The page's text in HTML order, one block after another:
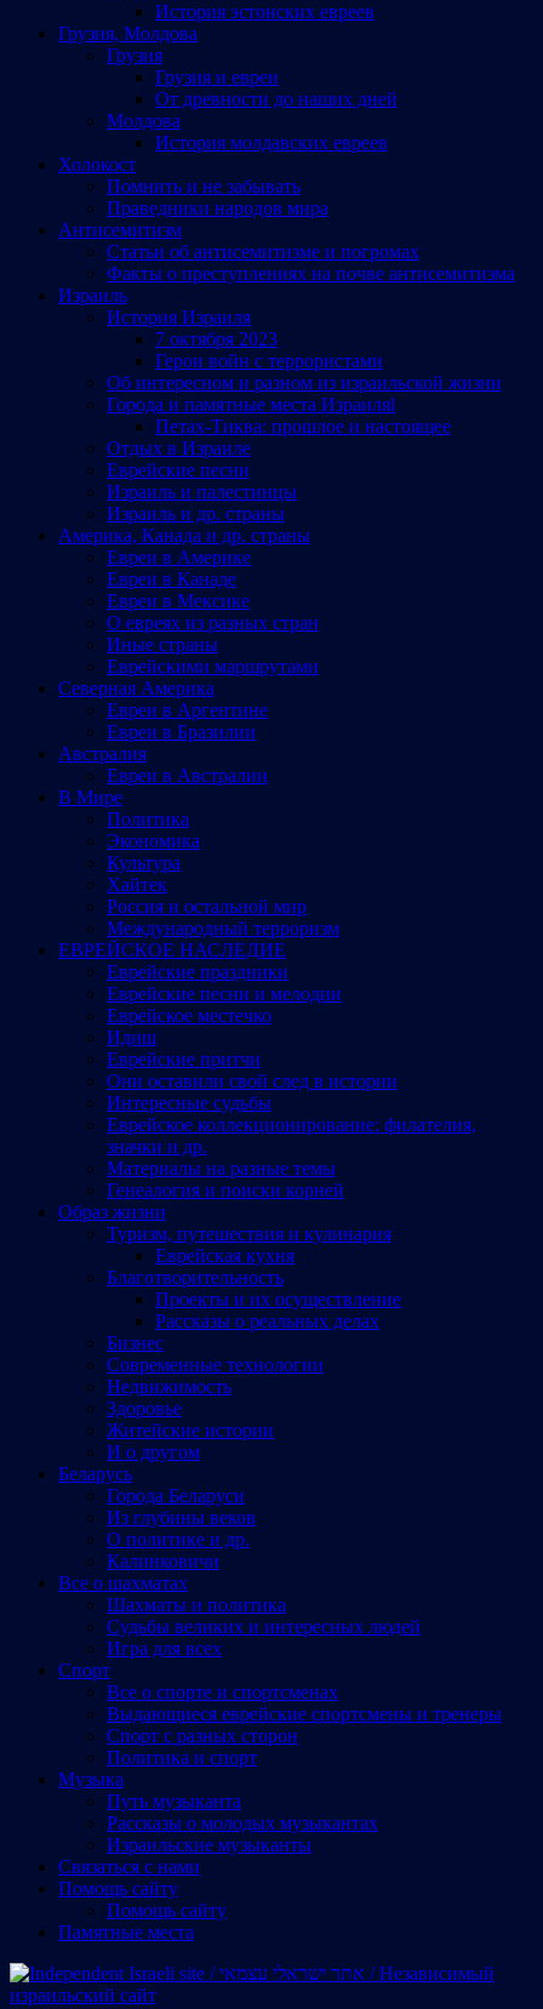
История эстонских евреев
Грузия, Молдова
Грузия
Грузия и евреи
От древности до наших дней
Молдова
История молдавских евреев
Холокост
Помнить и не забывать
Праведники народов мира
Антисемитизм
Статьи об антисемитизме и погромах
Факты о преступлениях на почве антисемитизма
Израиль
История Израиля
7 октября 2023
Герои войн с террористами
Об интересном и разном из израильской жизни
Города и памятные места Израиляl
Петах-Тиква: прошлое и настоящее
Отдых в Израиле
Еврейские песни
Израиль и палестинцы
Израиль и др. страны
Америка, Канада и др. страны
Евреи в Америке
Евреи в Канаде
Евреи в Мексике
О евреях из разных стран
Иные страны
Еврейскими маршрутами
Северная Америка
Евреи в Аргентине
Евреи в Бразилии
Австралия
Евреи в Австралии
В Мире
Политика
Экономика
Культура
Хайтек
Россия и остальной мир
Международный терроризм
ЕВРЕЙСКОЕ НАСЛЕДИЕ
Еврейские праздники
Еврейские песни и мелодии
Еврейское местечко
Идиш
Еврейские притчи
Они оставили свой след в истории
Интересные судьбы
Еврейское коллекционирование: филателия,
значки и др.
Материалы на разные темы
Генеалогия и поиски корней
Образ жизни
Туризм, путешествия и кулинария
Еврейская кухня
Благотворительность
Проекты и их осуществление
Рассказы о реальных делах
Бизнес
Современные технологии
Недвижимость
Здоровье
Житейские истории
И о другом
Беларусь
Города Беларуси
Из глубины веков
О политике и др.
Калинковичи
Все о шахматах
Шахматы и политика
Судьбы великих и интересных людей
Игра для всех
Спорт
Все о спорте и спортсменах
Выдающиеся еврейские спортсмены и тренеры
Спорт с разных сторон
Политика и спорт
Музыка
Путь музыканта
Рассказы о молодых музыкантах
Израильские музыканты
Cвязаться с нами
Помощь сайту
Помощь сайту
Памятные места